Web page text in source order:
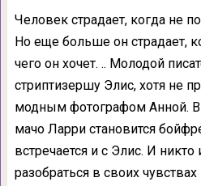
Человек страдает, когда не
Но еще больше он страдает,
чего он хочет. .. Молодой
стриптизершу Элис, хотя не
модным фотографом Анной.
мачо Ларри становится
встречается и с Элис. И никто
разобраться в своих